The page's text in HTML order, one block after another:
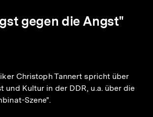
gegen die Angst"
Christoph Tannert spricht über
und Kultur in der DDR, u.a. über die
Szene".